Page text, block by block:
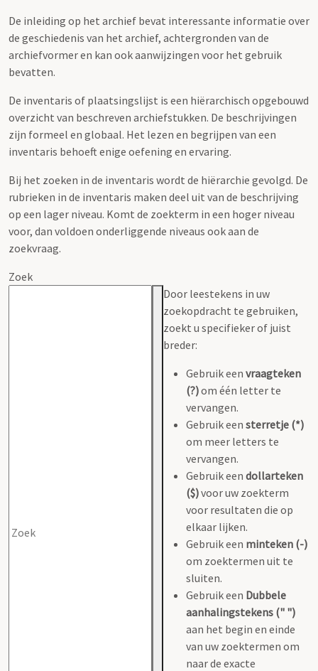
De inleiding op het archief bevat interessante informatie over
de geschiedenis van het archief, achtergronden van de
archiefvormer en kan ook aanwijzingen voor het gebruik
bevatten.
De inventaris of plaatsingslijst is een hiërarchisch opgebouwd
overzicht van beschreven archiefstukken. De beschrijvingen
zijn formeel en globaal. Het lezen en begrijpen van een
inventaris behoeft enige oefening en ervaring.
Bij het zoeken in de inventaris wordt de hiërarchie gevolgd. De
rubrieken in de inventaris maken deel uit van de beschrijving
op een lager niveau. Komt de zoekterm in een hoger niveau
voor, dan voldoen onderliggende niveaus ook aan de
zoekvraag.
Zoek
Door leestekens in uw
zoekopdracht te gebruiken,
zoekt u specifieker of juist
breder:
Gebruik een vraagteken
(?)om één letter te
vervangen.
Gebruik een sterretje (*)
om meer letters te
vervangen.
Gebruik een dollarteken
($)voor uw zoekterm
voor resultaten die op
elkaar lijken.
Gebruik een minteken (-)
om zoektermen uit te
sluiten.
Gebruik een Dubbele
aanhalingstekens (" ")
aan het begin en einde
van uw zoektermen om
naar de exacte